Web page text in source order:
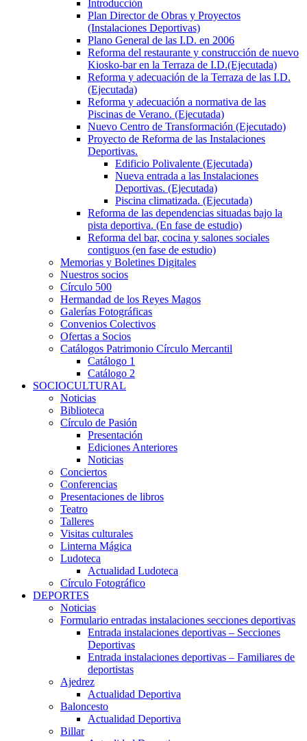
Introducción
Plan Director de Obras y Proyectos
(Instalaciones Deportivas)
Plano General de las I.D. en 2006
Reforma del restaurante y construcción de nuevo
Kiosko-bar en la Terraza de I.D.(Ejecutada)
Reforma y adecuación de la Terraza de las I.D.
(Ejecutada)
Reforma y adecuación a normativa de las
Piscinas de Verano. (Ejecutada)
Nuevo Centro de Transformación (Ejecutado)
Proyecto de Reforma de las Instalaciones
Deportivas.
Edificio Polivalente (Ejecutada)
Nueva entrada a las Instalaciones
Deportivas. (Ejecutada)
Piscina climatizada. (Ejecutada)
Reforma de las dependencias situadas bajo la
pista deportiva. (En fase de estudio)
Reforma del bar, cocina y salones sociales
contiguos (en fase de estudio)
Memorias y Boletines Digitales
Nuestros socios
Círculo 500
Hermandad de los Reyes Magos
Galerías Fotográficas
Convenios Colectivos
Ofertas a Socios
Catálogos Patrimonio Círculo Mercantil
Catálogo 1
Catálogo 2
SOCIOCULTURAL
Noticias
Biblioteca
Círculo de Pasión
Presentación
Ediciones Anteriores
Noticias
Conciertos
Conferencias
Presentaciones de libros
Teatro
Talleres
Visitas culturales
Linterna Mágica
Ludoteca
Actualidad Ludoteca
Círculo Fotográfico
DEPORTES
Noticias
Formulario entradas instalaciones secciones deportivas
Entrada instalaciones deportivas – Secciones
Deportivas
Entrada instalaciones deportivas – Familiares de
deportistas
Ajedrez
Actualidad Deportiva
Baloncesto
Actualidad Deportiva
Billar